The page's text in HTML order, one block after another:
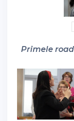
Primele